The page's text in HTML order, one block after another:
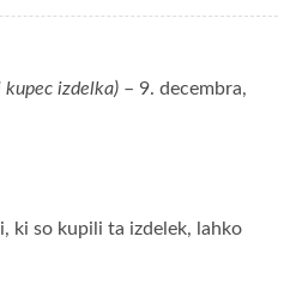
kupec izdelka) – 9. decembra,
ki so kupili ta izdelek, lahko